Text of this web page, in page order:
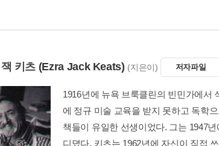
키츠 (Ezra Jack Keats) (지은이) 저자파일
1916년에 뉴욕 브룩클린의 빈민가에서
에 정규 미술 교육을 받지 못하고 독학
책들이 유일한 선생이었다. 그는 1947
디뎠다. 키츠는 1962년에 자신이 직접